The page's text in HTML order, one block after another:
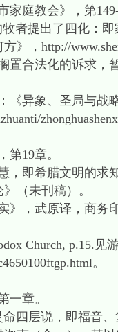
庭教会》，第
者提出了四化：
》，http://
置合法化的诉求
《异象、圣局与战
19章。
，即希腊文明的
（未刊稿）。
》，武原译，商务
Church, p.15.
。
一章。
命四层说，即福音